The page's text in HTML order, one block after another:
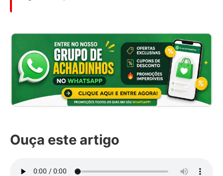
Ouça este artigo